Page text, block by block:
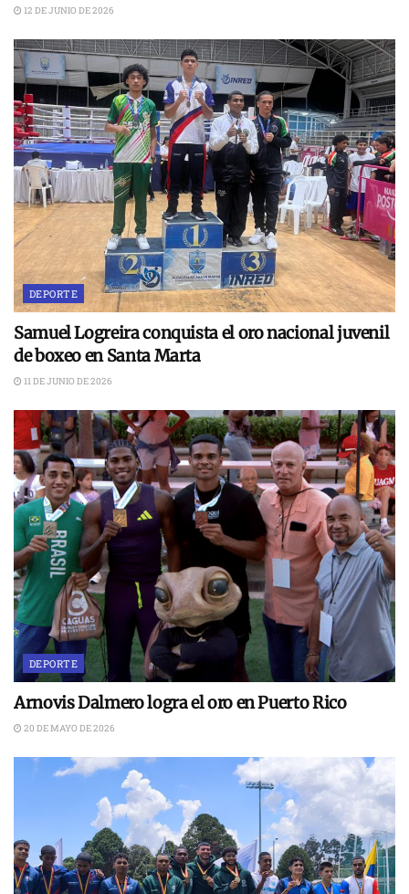
12 DE JUNIO DE 2026
DEPORTE
Samuel Logreira conquista el oro nacional juvenil
de boxeo en Santa Marta
11 DE JUNIO DE 2026
DEPORTE
Arnovis Dalmero logra el oro en Puerto Rico
20 DE MAYO DE 2026